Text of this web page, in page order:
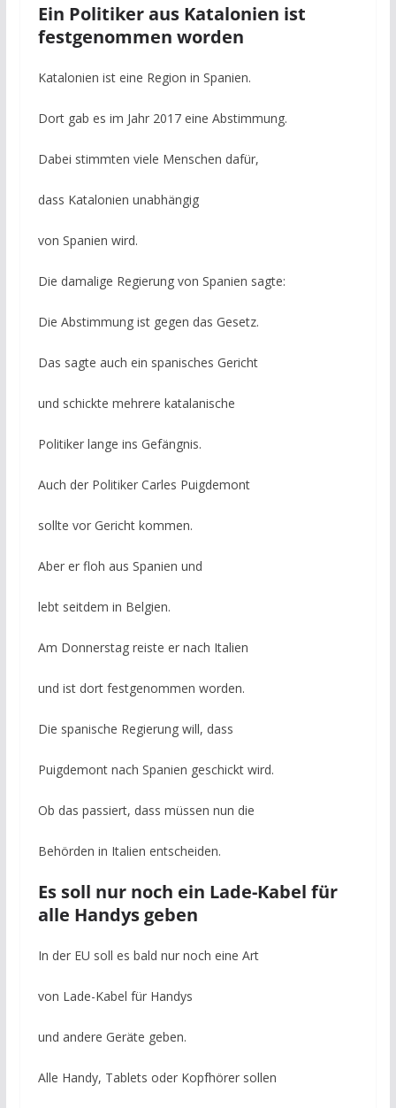
Ein Politiker aus Katalonien ist
festgenommen worden
Katalonien ist eine Region in Spanien.
Dort gab es im Jahr 2017 eine Abstimmung.
Dabei stimmten viele Menschen dafür,
dass Katalonien unabhängig
von Spanien wird.
Die damalige Regierung von Spanien sagte:
Die Abstimmung ist gegen das Gesetz.
Das sagte auch ein spanisches Gericht
und schickte mehrere katalanische
Politiker lange ins Gefängnis.
Auch der Politiker Carles Puigdemont
sollte vor Gericht kommen.
Aber er floh aus Spanien und
lebt seitdem in Belgien.
Am Donnerstag reiste er nach Italien
und ist dort festgenommen worden.
Die spanische Regierung will, dass
Puigdemont nach Spanien geschickt wird.
Ob das passiert, dass müssen nun die
Behörden in Italien entscheiden.
Es soll nur noch ein Lade-Kabel für
alle Handys geben
In der EU soll es bald nur noch eine Art
von Lade-Kabel für Handys
und andere Geräte geben.
Alle Handy, Tablets oder Kopfhörer sollen